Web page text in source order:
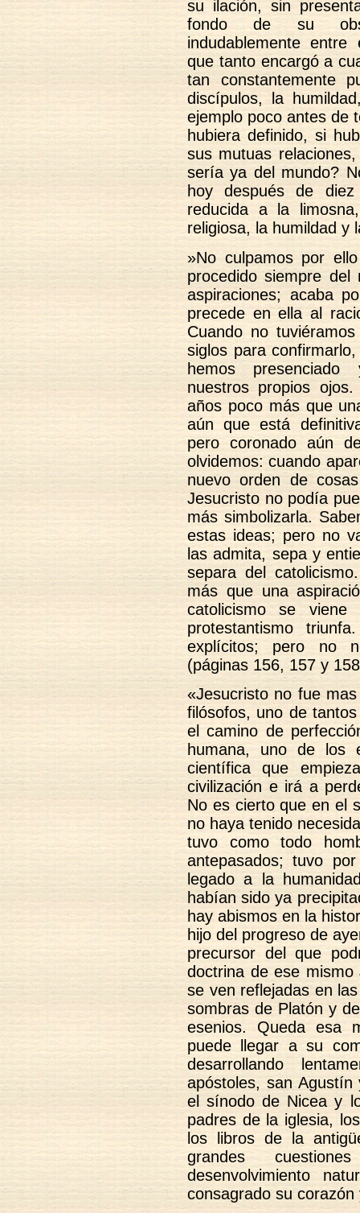
su ilación, sin
fondo de su
indudablemente
que tanto encargó a
tan constantemente
discípulos, la
ejemplo poco antes de
hubiera definido, si
sus mutuas
sería ya del mundo?
hoy después de
reducida a la
religiosa, la humildad y
»No culpamos por
procedido siempre
aspiraciones; acaba
precede en ella al
Cuando no
siglos para
hemos
nuestros propios
años poco más que
aún que está
pero coronado aún
olvidemos: cuando
nuevo orden de
Jesucristo no podía
más simbolizarla.
estas ideas; pero no
las admita, sepa y
separa del
más que una
catolicismo se
protestantismo
explícitos; pero no
(páginas 156, 157 y
«Jesucristo no fue
filósofos, uno de
el camino de
humana, uno de los
científica que
civilización e irá a
No es cierto que en el
no haya tenido
tuvo como todo
antepasados; tuvo
legado a la
habían sido ya
hay abismos en la
hijo del progreso de
precursor del que
doctrina de ese
se ven reflejadas en
sombras de Platón y
esenios. Queda esa
puede llegar a su
desarrollando
apóstoles, san
el sínodo de Nicea y
padres de la iglesia,
los libros de la
grandes
desenvolvimiento
consagrado su